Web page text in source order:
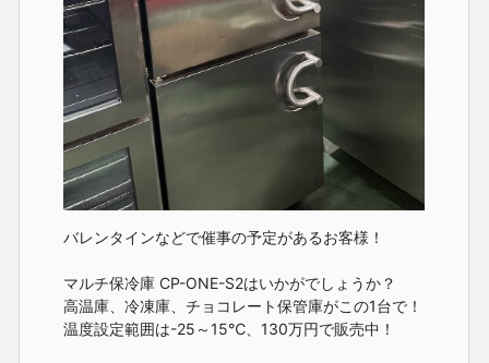
バレンタインなどで催事の予定があるお客様！
マルチ保冷庫 CP-ONE-S2はいかがでしょうか？
高温庫、冷凍庫、チョコレート保管庫がこの1台で！
温度設定範囲は-25～15℃、130万円で販売中！